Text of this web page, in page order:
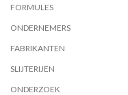
FORMULES
ONDERNEMERS
FABRIKANTEN
SLIJTERIJEN
ONDERZOEK